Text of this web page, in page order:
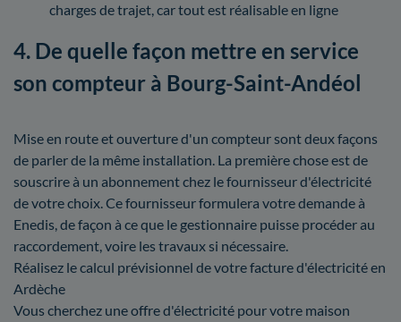
charges de trajet, car tout est réalisable en ligne
4. De quelle façon mettre en service
son compteur à Bourg-Saint-Andéol
Mise en route et ouverture d'un compteur sont deux façons
de parler de la même installation. La première chose est de
souscrire à un abonnement chez le fournisseur d'électricité
de votre choix. Ce fournisseur formulera votre demande à
Enedis, de façon à ce que le gestionnaire puisse procéder au
raccordement, voire les travaux si nécessaire.
Réalisez le calcul prévisionnel de votre facture d'électricité en
Ardèche
Vous cherchez une offre d'électricité pour votre maison